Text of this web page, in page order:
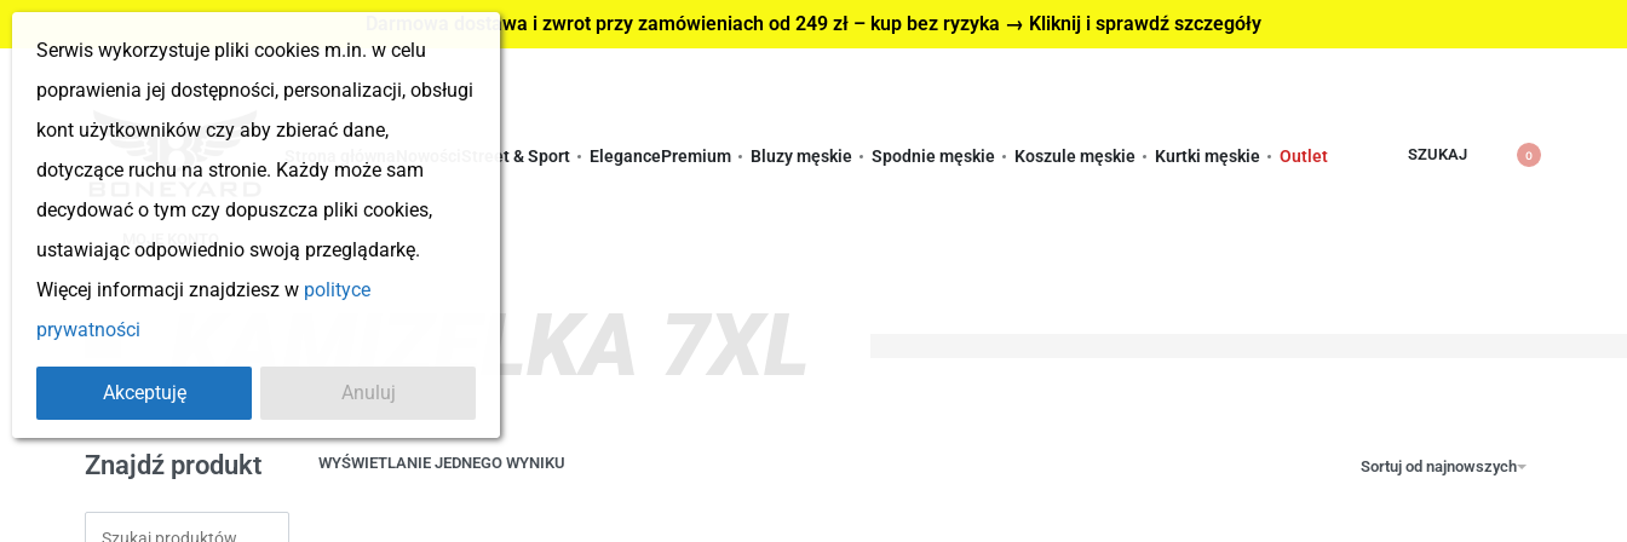
Darmowa dostawa i zwrot przy zamówieniach od 249 zł – kup bez ryzyka → Kliknij i sprawdź szczegóły
Street & Sport ElegancePremium Bluzy męskie Spodnie męskie Koszule męskie Kurtki męskie Outlet SZUKAJ 0
MOJE KONTO
KAMIZELKA 7XL
Znajdź produkt WYŚWIETLANIE JEDNEGO WYNIKU Sortuj od najnowszych
Serwis wykorzystuje pliki cookies m.in. w celu
poprawienia jej dostępności, personalizacji, obsługi
kont użytkowników czy aby zbierać dane,
dotyczące ruchu na stronie. Każdy może sam
decydować o tym czy dopuszcza pliki cookies,
ustawiając odpowiednio swoją przeglądarkę.
Więcej informacji znajdziesz w polityce
prywatności
Akceptuję Anuluj